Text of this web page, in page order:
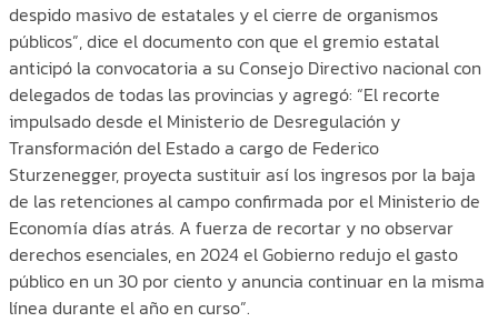
despido masivo de estatales y el cierre de organismos
públicos”, dice el documento con que el gremio estatal
anticipó la convocatoria a su Consejo Directivo nacional con
delegados de todas las provincias y agregó: “El recorte
impulsado desde el Ministerio de Desregulación y
Transformación del Estado a cargo de Federico
Sturzenegger, proyecta sustituir así los ingresos por la baja
de las retenciones al campo confirmada por el Ministerio de
Economía días atrás. A fuerza de recortar y no observar
derechos esenciales, en 2024 el Gobierno redujo el gasto
público en un 30 por ciento y anuncia continuar en la misma
línea durante el año en curso”.